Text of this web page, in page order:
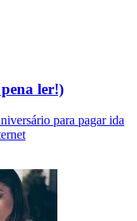
ler!)
para pagar ida